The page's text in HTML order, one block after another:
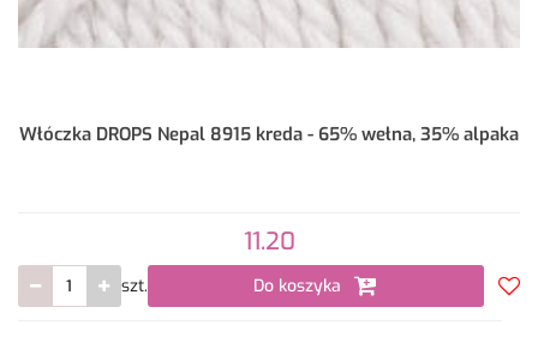
Włóczka DROPS Nepal 8915 kreda - 65% wełna, 35% alpaka
11.20
szt. Do koszyka